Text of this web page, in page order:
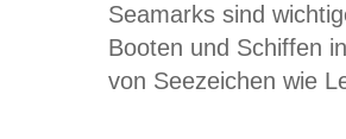
Seamarks sind
Booten und Schiffen
von Seezeichen wie